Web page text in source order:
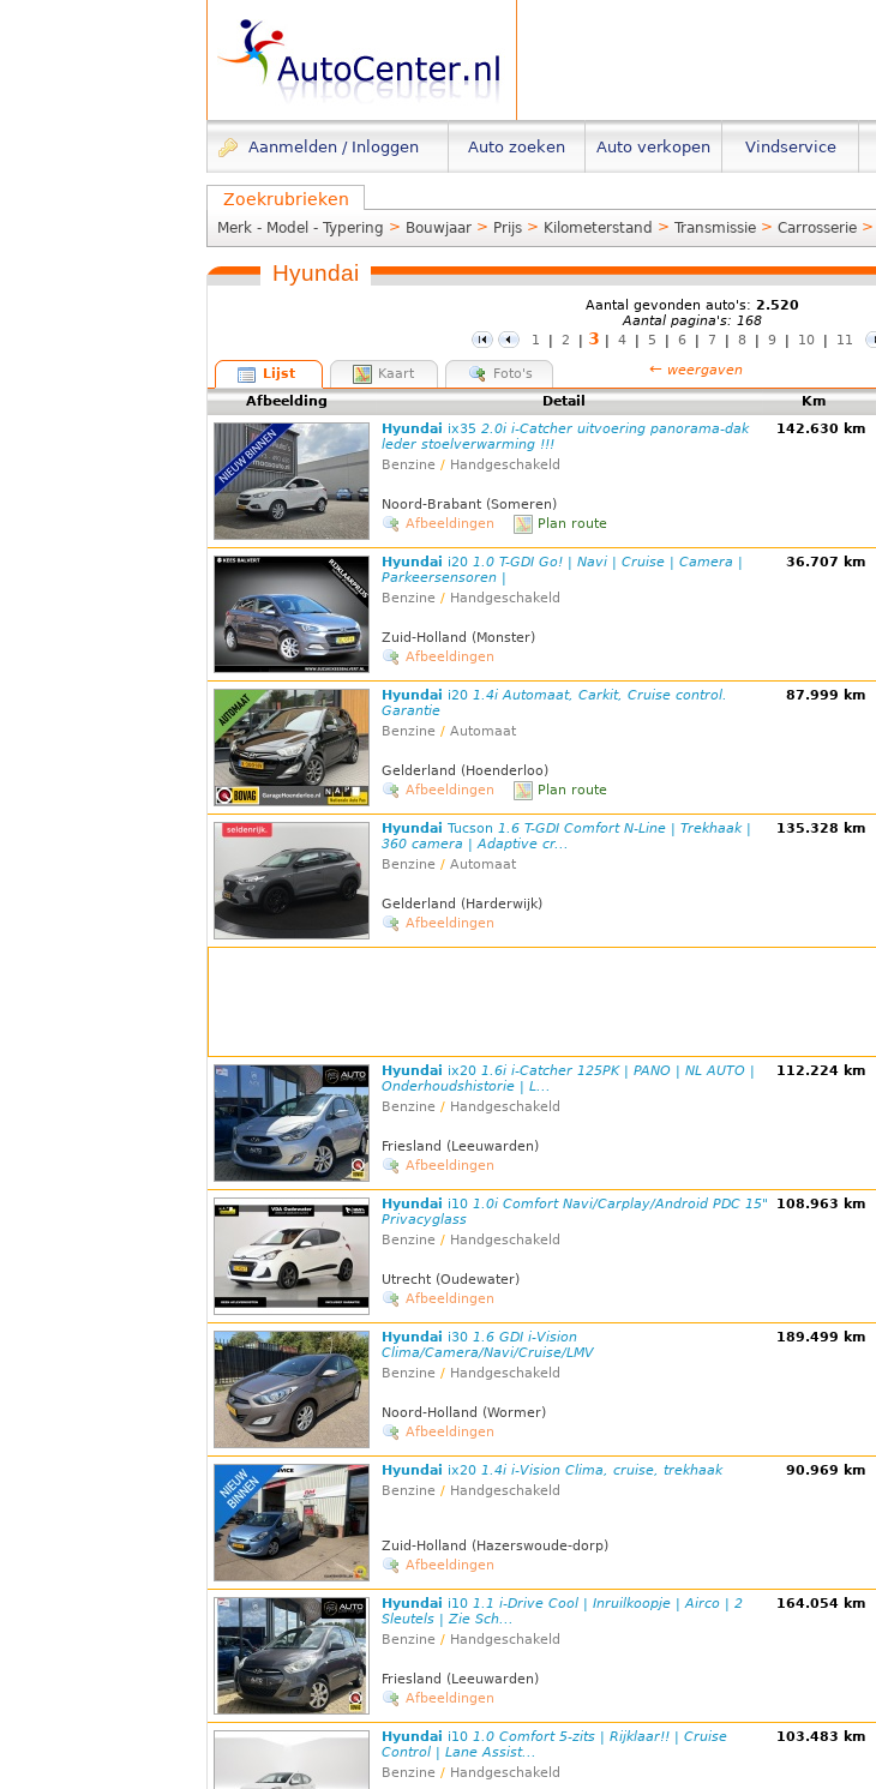
Aanmelden / Inloggen Auto zoeken Auto verkopen Vindservice
Zoekrubrieken
Merk - Model - Typering > Bouwjaar > Prijs > Kilometerstand > Transmissie > Carrosserie >
Hyundai
Aantal gevonden auto's: 2.520
Aantal pagina's: 168
1
| 2 | 3 | 4 | 5 | 6 | 7 | 8 | 9 | 10 | 11
Lijst Kaart Foto's ← weergaven
Afbeelding Detail Km
Hyundai ix35 2.0i i-Catcher uitvoering panorama-dak
leder stoelverwarming !!!
Benzine / Handgeschakeld
Noord-Brabant (Someren)
Afbeeldingen
Plan route
142.630 km
Hyundai i20 1.0 T-GDI Go! | Navi | Cruise | Camera |
Parkeersensoren |
Benzine / Handgeschakeld
Zuid-Holland (Monster)
Afbeeldingen
36.707 km
Hyundai i20 1.4i Automaat, Carkit, Cruise control.
Garantie
Benzine / Automaat
Gelderland (Hoenderloo)
Afbeeldingen
Plan route
87.999 km
Hyundai Tucson 1.6 T-GDI Comfort N-Line | Trekhaak |
360 camera | Adaptive cr...
Benzine / Automaat
Gelderland (Harderwijk)
Afbeeldingen
135.328 km
Hyundai ix20 1.6i i-Catcher 125PK | PANO | NL AUTO |
Onderhoudshistorie | L...
Benzine / Handgeschakeld
Friesland (Leeuwarden)
Afbeeldingen
112.224 km
Hyundai i10 1.0i Comfort Navi/Carplay/Android PDC 15"
Privacyglass
Benzine / Handgeschakeld
Utrecht (Oudewater)
Afbeeldingen
108.963 km
Hyundai i30 1.6 GDI i-Vision
Clima/Camera/Navi/Cruise/LMV
Benzine / Handgeschakeld
Noord-Holland (Wormer)
Afbeeldingen
189.499 km
Hyundai ix20 1.4i i-Vision Clima, cruise, trekhaak
Benzine / Handgeschakeld
Zuid-Holland (Hazerswoude-dorp)
Afbeeldingen
90.969 km
Hyundai i10 1.1 i-Drive Cool | Inruilkoopje | Airco | 2
Sleutels | Zie Sch...
Benzine / Handgeschakeld
Friesland (Leeuwarden)
Afbeeldingen
164.054 km
Hyundai i10 1.0 Comfort 5-zits | Rijklaar!! | Cruise
Control | Lane Assist...
Benzine / Handgeschakeld
103.483 km